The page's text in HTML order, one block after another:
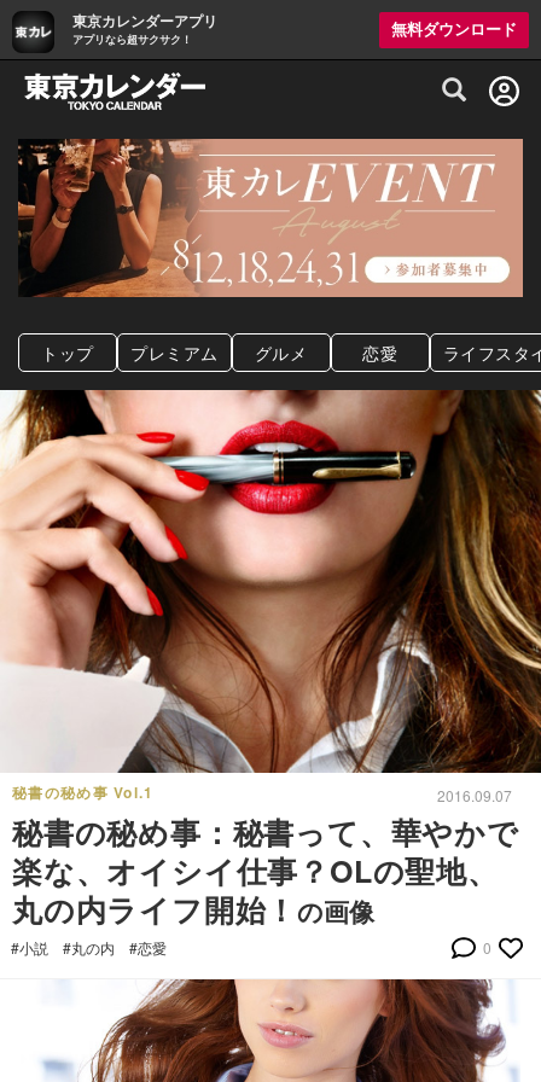
東京カレンダーアプリ
アプリなら超サクサク！
無料ダウンロード
グルメ情報・プレミアムレストラン予約
トップ プレミアム グルメ 恋愛 ライフスタ
秘書の秘め事 Vol.1 2016.09.07
秘書の秘め事：秘書って、華やかで
楽な、オイシイ仕事？OLの聖地、
丸の内ライフ開始！の画像
#小説 #丸の内 #恋愛 0